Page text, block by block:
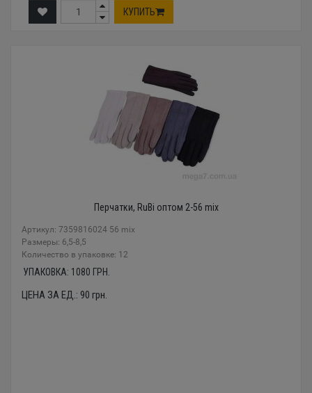
КУПИТЬ
Перчатки, RuBi оптом 2-56 mix
Артикул: 7359816024 56 mix
Размеры: 6,5-8,5
Количество в упаковке: 12
УПАКОВКА: 1080 ГРН.
ЦЕНА ЗА ЕД.: 90 грн.